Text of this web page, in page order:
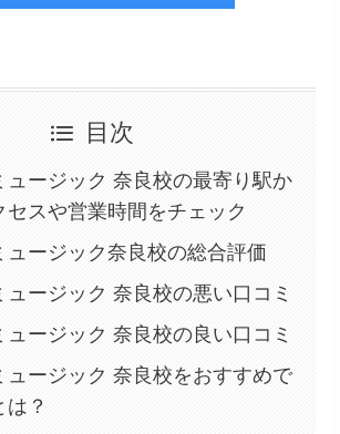
目次
ュージック 奈良校の最寄り駅か
セスや営業時間をチェック
ュージック奈良校の総合評価
ュージック 奈良校の悪い口コミ
ュージック 奈良校の良い口コミ
ュージック 奈良校をおすすめで
は？